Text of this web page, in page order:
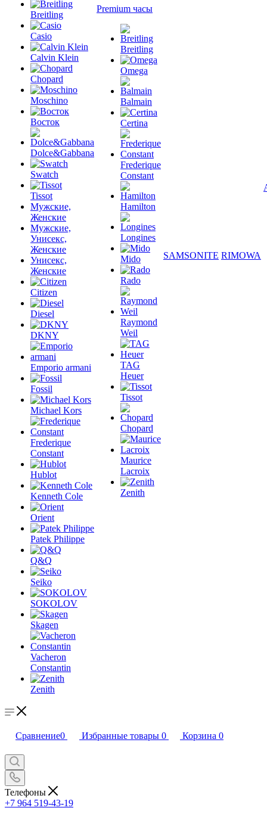
Breitling
Casio
Calvin Klein
Chopard
Moschino
Восток
Dolce&Gabbana
Swatch
Tissot
Мужские,
Женские
Мужские,
Унисекс,
Женские
Унисекс,
Женские
Citizen
Diesel
DKNY
Emporio armani
Fossil
Michael Kors
Frederique
Constant
Hublot
Kenneth Cole
Orient
Patek Philippe
Q&Q
Seiko
SOKOLOV
Skagen
Vacheron
Constantin
Zenith
Premium часы
Breitling
Omega
Balmain
Certina
Frederique
Constant
Hamilton
Longines
Mido
Rado
Raymond
Weil
TAG
Heuer
Tissot
Chopard
Maurice
Lacroix
Zenith
SAMSONITE RIMOWA
Сравнение0 Избранные товары 0 Корзина 0
Телефоны
+7 964 519-43-19